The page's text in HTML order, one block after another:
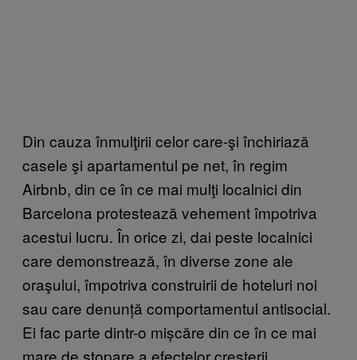
Din cauza înmulţirii celor care-şi închiriază
casele şi apartamentul pe net, în regim
Airbnb, din ce în ce mai mulţi localnici din
Barcelona protestează vehement împotriva
acestui lucru. În orice zi, dai peste localnici
care demonstrează, în diverse zone ale
oraşului, împotriva construirii de hoteluri noi
sau care denunță comportamentul antisocial.
Ei fac parte dintr-o mișcăre din ce în ce mai
mare de stopare a efectelor creșterii